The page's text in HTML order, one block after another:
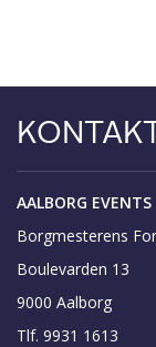
KONTAKT
AALBORG EVENTS
Borgmesterens
Boulevarden 13
9000 Aalborg
Tlf. 9931 1613